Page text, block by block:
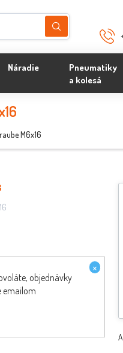
Náradie
Pneumatiky
a kolesá
M6x16
×
objednávky
emailom